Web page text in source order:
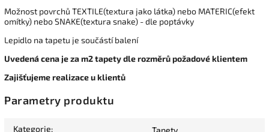
Možnost povrchů TEXTILE(textura jako látka) nebo MATERIC(efekt
omítky) nebo SNAKE(textura snake) - dle poptávky
Lepidlo na tapetu je součástí balení
Uvedená cena je za m2 tapety dle rozměrů požadové klientem
Zajišťujeme realizace u klientů
Parametry produktu
Kategorie: Tapety